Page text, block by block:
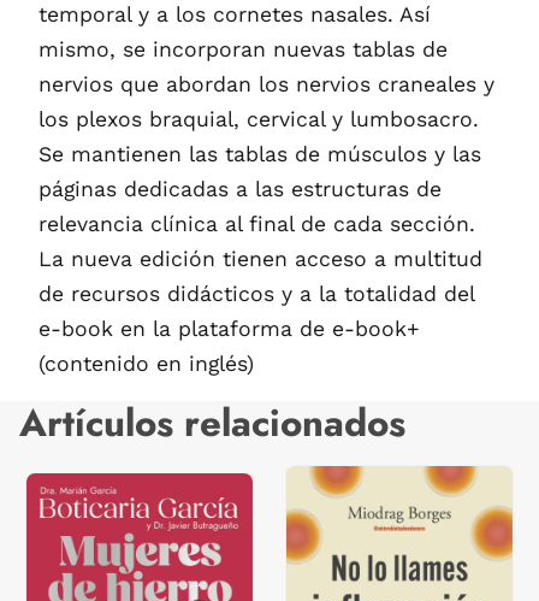
temporal y a los cornetes nasales. Así
mismo, se incorporan nuevas tablas de
nervios que abordan los nervios craneales y
los plexos braquial, cervical y lumbosacro.
Se mantienen las tablas de músculos y las
páginas dedicadas a las estructuras de
relevancia clínica al final de cada sección.
La nueva edición tienen acceso a multitud
de recursos didácticos y a la totalidad del
e-book en la plataforma de e-book+
(contenido en inglés)
Artículos relacionados